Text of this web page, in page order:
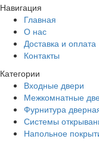
Навигация
Главная
О нас
Доставка и оплата
Контакты
Категории
Входные двери
Межкомнатные
Фурнитура
Системы
Напольное